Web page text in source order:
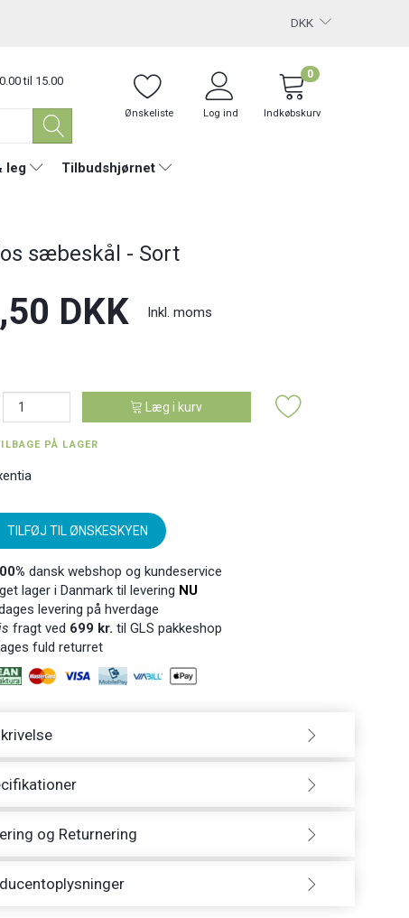
DKK
til 15.00
Ønskeliste Log ind Indkøbskurv
0
leg Tilbudshjørnet
sæbeskål - Sort
DKK Inkl. moms
Læg i kurv
PÅ LAGER
TILFØJ TIL ØNSKESKYEN
dansk webshop og kundeservice
lager i Danmark til levering NU
levering på hverdage
fragt ved 699 kr. til GLS pakkeshop
fuld returret
og Returnering